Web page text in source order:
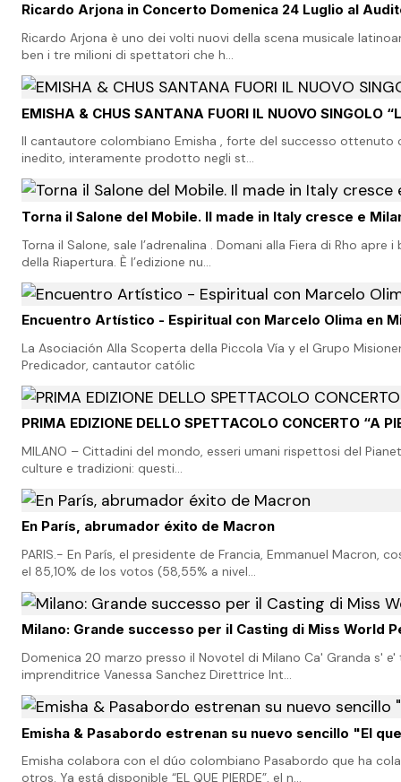
Ricardo Arjona in Concerto Domenica 24 Luglio al
Ricardo Arjona è uno dei volti nuovi della scena musicale
ben i tre milioni di spettatori che h…
EMISHA & CHUS SANTANA FUORI IL NUOVO SINGOLO
Il cantautore colombiano Emisha , forte del successo ottenuto
inedito, interamente prodotto negli st…
Torna il Salone del Mobile. Il made in Italy cresce e
Torna il Salone, sale l’adrenalina . Domani alla Fiera di Rho
della Riapertura. È l’edizione nu…
Encuentro Artístico - Espiritual con Marcelo Olima en
La Asociación Alla Scoperta della Piccola Vía y el Grupo
Predicador, cantautor católic
PRIMA EDIZIONE DELLO SPETTACOLO CONCERTO “A
MILANO – Cittadini del mondo, esseri umani rispettosi del
culture e tradizioni: questi…
En París, abrumador éxito de Macron
PARIS.- En París, el presidente de Francia, Emmanuel
el 85,10% de los votos (58,55% a nivel…
Milano: Grande successo per il Casting di Miss World
Domenica 20 marzo presso il Novotel di Milano Ca' Granda s'
imprenditrice Vanessa Sanchez Direttrice Int…
Emisha & Pasabordo estrenan su nuevo sencillo "El
Emisha colabora con el dúo colombiano Pasabordo que ha
otros. Ya está disponible “EL QUE PIERDE”, el n…